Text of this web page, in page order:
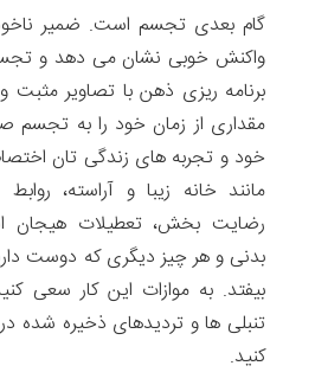
گام بعدی تجسم است. ضمیر
واکنش خوبی نشان می دهد و
برنامه ریزی ذهن با تصاویر مثبت
مقداری از زمان خود را به تجسم
خود و تجربه های زندگی تان
مانند خانه زیبا و آراسته،
رضایت بخش، تعطیلات هیجان
بدنی و هر چیز دیگری که دوست
بیفتد. به موازات این کار سعی
تنبلی ها و تردیدهای ذخیره شده
کنید.